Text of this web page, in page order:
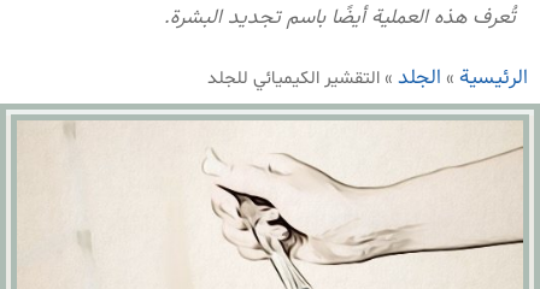
تُعرف هذه العملية أيضًا باسم تجديد البشرة.
الرئيسية » الجلد » التقشير الكيميائي للجلد